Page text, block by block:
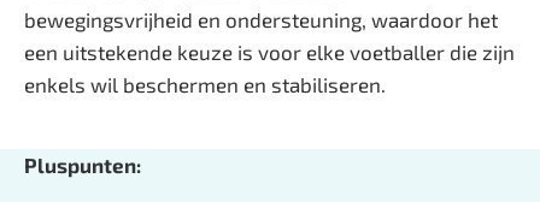
bewegingsvrijheid en ondersteuning, waardoor het
een uitstekende keuze is voor elke voetballer die zijn
enkels wil beschermen en stabiliseren.
Pluspunten: